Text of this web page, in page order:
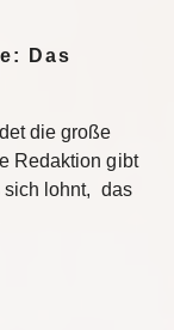
Das
die große
Redaktion gibt
sich lohnt, das